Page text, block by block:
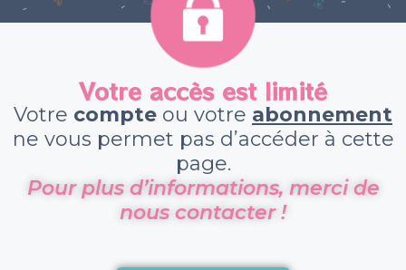
Votre accès est limité
Votre compte ou votre abonnement
ne vous permet pas d’accéder à cette
page.
Pour plus d’informations, merci de
nous contacter !